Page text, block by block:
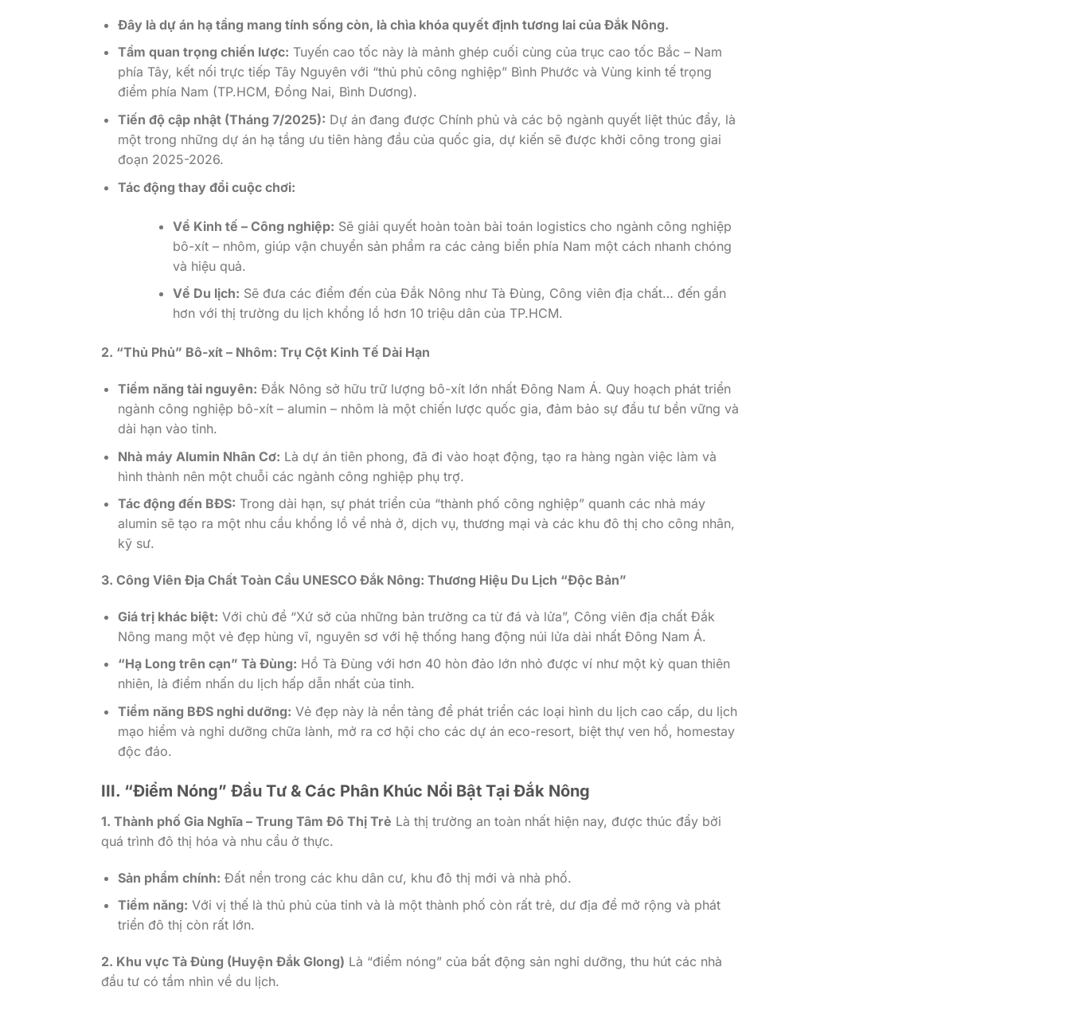
Đây là dự án hạ tầng mang tính sống còn, là chìa khóa quyết định tương lai của Đắk Nông.
Tầm quan trọng chiến lược: Tuyến cao tốc này là mảnh ghép cuối cùng của trục cao tốc Bắc – Nam
phía Tây, kết nối trực tiếp Tây Nguyên với “thủ phủ công nghiệp” Bình Phước và Vùng kinh tế trọng
điểm phía Nam (TP.HCM, Đồng Nai, Bình Dương).
Tiến độ cập nhật (Tháng 7/2025): Dự án đang được Chính phủ và các bộ ngành quyết liệt thúc đẩy, là
một trong những dự án hạ tầng ưu tiên hàng đầu của quốc gia, dự kiến sẽ được khởi công trong giai
đoạn 2025-2026.
Tác động thay đổi cuộc chơi:
Về Kinh tế – Công nghiệp: Sẽ giải quyết hoàn toàn bài toán logistics cho ngành công nghiệp
bô-xít – nhôm, giúp vận chuyển sản phẩm ra các cảng biển phía Nam một cách nhanh chóng
và hiệu quả.
Về Du lịch: Sẽ đưa các điểm đến của Đắk Nông như Tà Đùng, Công viên địa chất… đến gần
hơn với thị trường du lịch khổng lồ hơn 10 triệu dân của TP.HCM.
2. “Thủ Phủ” Bô-xít – Nhôm: Trụ Cột Kinh Tế Dài Hạn
Tiềm năng tài nguyên: Đắk Nông sở hữu trữ lượng bô-xít lớn nhất Đông Nam Á. Quy hoạch phát triển
ngành công nghiệp bô-xít – alumin – nhôm là một chiến lược quốc gia, đảm bảo sự đầu tư bền vững và
dài hạn vào tỉnh.
Nhà máy Alumin Nhân Cơ: Là dự án tiên phong, đã đi vào hoạt động, tạo ra hàng ngàn việc làm và
hình thành nên một chuỗi các ngành công nghiệp phụ trợ.
Tác động đến BĐS: Trong dài hạn, sự phát triển của “thành phố công nghiệp” quanh các nhà máy
alumin sẽ tạo ra một nhu cầu khổng lồ về nhà ở, dịch vụ, thương mại và các khu đô thị cho công nhân,
kỹ sư.
3. Công Viên Địa Chất Toàn Cầu UNESCO Đắk Nông: Thương Hiệu Du Lịch “Độc Bản”
Giá trị khác biệt: Với chủ đề “Xứ sở của những bản trường ca từ đá và lửa”, Công viên địa chất Đắk
Nông mang một vẻ đẹp hùng vĩ, nguyên sơ với hệ thống hang động núi lửa dài nhất Đông Nam Á.
“Hạ Long trên cạn” Tà Đùng: Hồ Tà Đùng với hơn 40 hòn đảo lớn nhỏ được ví như một kỳ quan thiên
nhiên, là điểm nhấn du lịch hấp dẫn nhất của tỉnh.
Tiềm năng BĐS nghỉ dưỡng: Vẻ đẹp này là nền tảng để phát triển các loại hình du lịch cao cấp, du lịch
mạo hiểm và nghỉ dưỡng chữa lành, mở ra cơ hội cho các dự án eco-resort, biệt thự ven hồ, homestay
độc đáo.
III. “Điểm Nóng” Đầu Tư & Các Phân Khúc Nổi Bật Tại Đắk Nông
1. Thành phố Gia Nghĩa – Trung Tâm Đô Thị Trẻ Là thị trường an toàn nhất hiện nay, được thúc đẩy bởi
quá trình đô thị hóa và nhu cầu ở thực.
Sản phẩm chính: Đất nền trong các khu dân cư, khu đô thị mới và nhà phố.
Tiềm năng: Với vị thế là thủ phủ của tỉnh và là một thành phố còn rất trẻ, dư địa để mở rộng và phát
triển đô thị còn rất lớn.
2. Khu vực Tà Đùng (Huyện Đắk Glong) Là “điểm nóng” của bất động sản nghỉ dưỡng, thu hút các nhà
đầu tư có tầm nhìn về du lịch.